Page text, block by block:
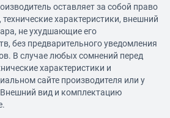
оставляет за собой право
характеристики, внешний
не ухудшающие его
без предварительного уведомления
В случае любых сомнений перед
характеристики и
сайте производителя или у
вид и комплектацию